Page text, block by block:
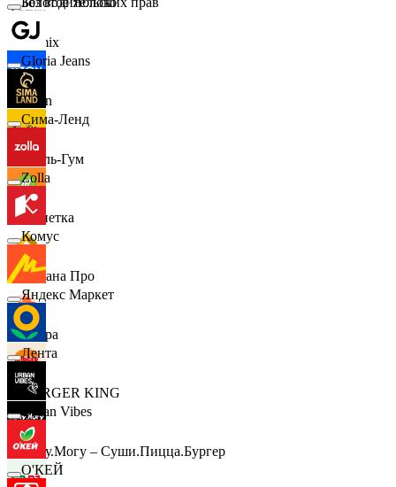
Demix
Ozon
Бубль-Гум
Монетка
Лемана Про
7 утра
BURGER KING
Хочу.Могу – Суши.Пицца.Бургер
Gloria Jeans
Сима-Ленд
Zolla
Комус
Яндекс Маркет
Лента
Urban Vibes
О'КЕЙ